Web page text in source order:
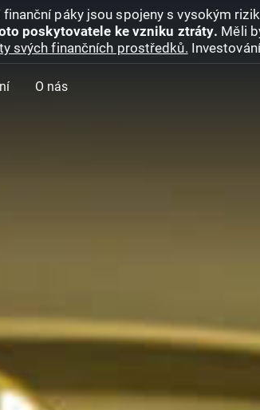
páky jsou spojeny s vysokým
poskytovatele ke vzniku ztráty. Měli
svých finančních prostředků.
O nás